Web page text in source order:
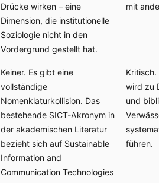
Drücke wirken – eine
Dimension, die institutionelle
Soziologie nicht in den
Vordergrund gestellt hat.
mit
Keiner. Es gibt eine
vollständige
Nomenklaturkollision. Das
bestehende SICT-Akronym in
der akademischen Literatur
bezieht sich auf Sustainable
Information and
Communication Technologies
wird zu
und
führen.